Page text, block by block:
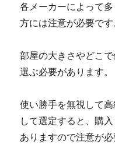
各メーカーによって
方には注意が必要です
部屋の大きさやどこ
選ぶ必要があります。
使い勝手を無視して
して選定すると、購
ありますので注意が必